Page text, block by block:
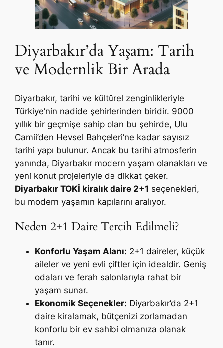
Diyarbakır’da Yaşam: Tarih
ve Modernlik Bir Arada
Diyarbakır, tarihi ve kültürel zenginlikleriyle
Türkiye’nin nadide şehirlerinden biridir. 9000
yıllık bir geçmişe sahip olan bu şehirde, Ulu
Camii’den Hevsel Bahçeleri’ne kadar sayısız
tarihi yapı bulunur. Ancak bu tarihi atmosferin
yanında, Diyarbakır modern yaşam olanakları ve
yeni konut projeleriyle de dikkat çeker.
Diyarbakır TOKİ kiralık daire 2+1 seçenekleri,
bu modern yaşamın kapılarını aralıyor.
Neden 2+1 Daire Tercih Edilmeli?
Konforlu Yaşam Alanı: 2+1 daireler, küçük
aileler ve yeni evli çiftler için idealdir. Geniş
odaları ve ferah salonlarıyla rahat bir
yaşam sunar.
Ekonomik Seçenekler: Diyarbakır’da 2+1
daire kiralamak, bütçenizi zorlamadan
konforlu bir ev sahibi olmanıza olanak
tanır.